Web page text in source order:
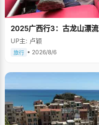
2025广西行3：古龙山漂流
UP主: 卢颖
旅行 • 2026/8/6